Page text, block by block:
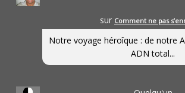
sur Comment ne pas
Notre voyage héroîque : de notre
ADN total...